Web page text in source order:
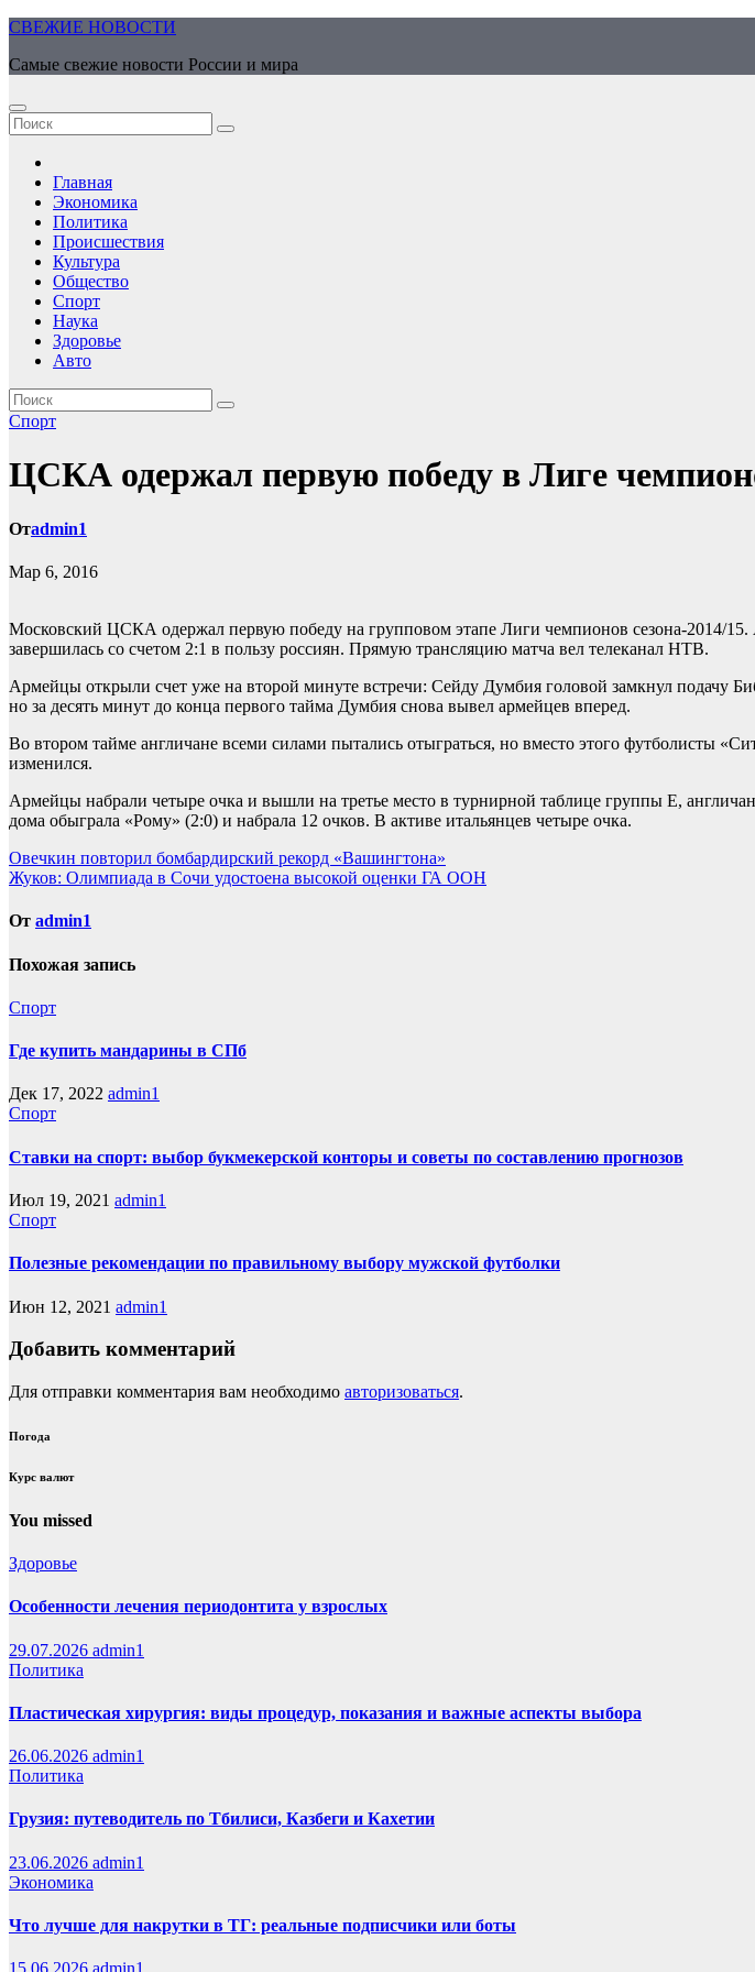
Перейти
содержимому
СВЕЖИЕ НОВОСТИ
Самые свежие новости России и мира
Главная
Экономика
Политика
Происшествия
Культура
Общество
Спорт
Наука
Здоровье
Авто
Спорт
ЦСКА одержал первую победу в Лиге
Отadmin1
Мар 6, 2016
Московский ЦСКА одержал первую победу на групповом этапе Лиги чемпионов сезона-2014/
завершилась со счетом 2:1 в пользу россиян. Прямую трансляцию матча вел телеканал НТВ.
Армейцы открыли счет уже на второй минуте встречи: Сейду Думбия головой замкнул подачу
но за десять минут до конца первого тайма Думбия снова вывел армейцев вперед.
Во втором тайме англичане всеми силами пытались отыграться, но вместо этого футболисты
изменился.
Армейцы набрали четыре очка и вышли на третье место в турнирной таблице группы E,
дома обыграла «Рому» (2:0) и набрала 12 очков. В активе итальянцев четыре очка.
Навигация
по
записям
Овечкин повторил бомбардирский рекорд «Вашингтона»
Жуков: Олимпиада в Сочи удостоена высокой оценки ГА ООН
От admin1
Похожая запись
Спорт
Где купить мандарины в СПб
Дек 17, 2022 admin1
Спорт
Ставки на спорт: выбор букмекерской конторы и советы по составлению прогнозов
Июл 19, 2021 admin1
Спорт
Полезные рекомендации по правильному выбору мужской футболки
Июн 12, 2021 admin1
Добавить комментарий
Для отправки комментария вам необходимо авторизоваться.
Погода
Курс валют
You missed
Здоровье
Особенности лечения периодонтита у взрослых
29.07.2026 admin1
Политика
Пластическая хирургия: виды процедур, показания и важные аспекты выбора
26.06.2026 admin1
Политика
Грузия: путеводитель по Тбилиси, Казбеги и Кахетии
23.06.2026 admin1
Экономика
Что лучше для накрутки в ТГ: реальные подписчики или боты